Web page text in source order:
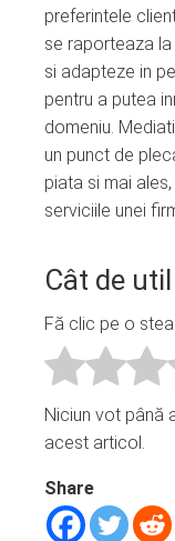
preferintele
se raporteaza
si adapteze in
pentru a putea
domeniu.
un punct de
piata si mai
serviciile unei
Cât de
Fă clic pe o
Niciun vot până
acest articol.
Share